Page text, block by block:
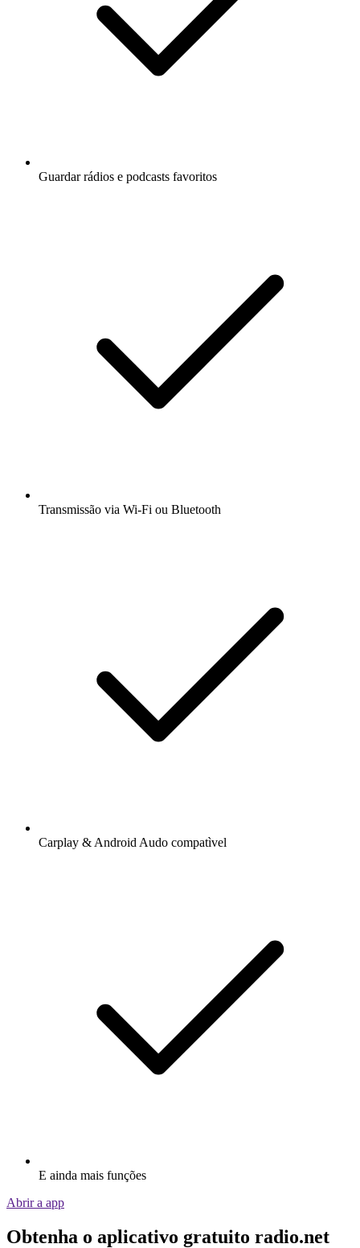
Guardar rádios e podcasts favoritos
Transmissão via Wi-Fi ou Bluetooth
Carplay & Android Audo compatìvel
E ainda mais funções
Abrir a app
Obtenha o aplicativo gratuito radio.net